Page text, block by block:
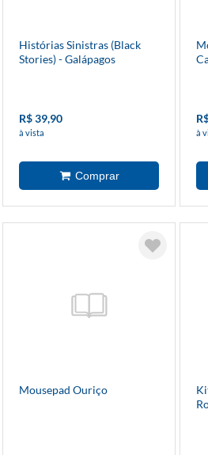
Histórias Sinistras (Black
Stories) - Galápagos
R$ 39,90
à vista à
Mousepad Ouriço